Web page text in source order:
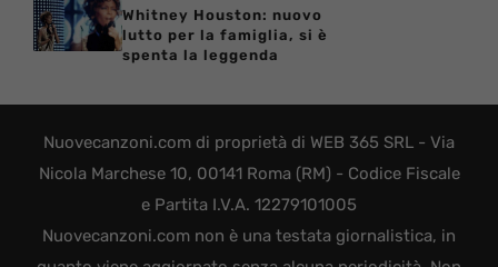
Whitney Houston: nuovo
lutto per la famiglia, si è
spenta la leggenda
Nuovecanzoni.com di proprietà di WEB 365 SRL - Via
Nicola Marchese 10, 00141 Roma (RM) - Codice Fiscale
e Partita I.V.A. 12279101005
Nuovecanzoni.com non è una testata giornalistica, in